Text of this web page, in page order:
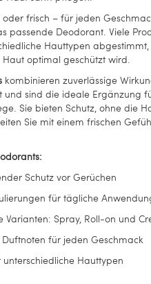
frisch – für jeden
passende Deodorant. Viele
Hauttypen abgestimmt,
optimal geschützt wird.
kombinieren zuverlässige
und sind die ideale Ergänzung
Sie bieten Schutz, ohne die
Sie mit einem frischen
Schutz vor Gerüchen
für tägliche
Varianten: Spray, Roll-on und
für jeden Geschmack
Hauttypen